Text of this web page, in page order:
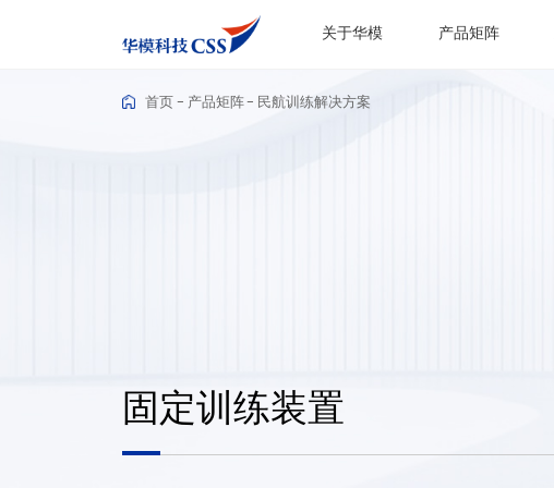
关于华模 产品矩阵
首页 产品矩阵 民航训练解决方案
固定训练装置